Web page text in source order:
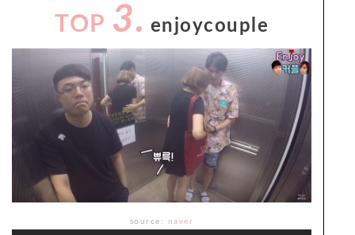
TOP 3. enjoycouple
source: naver